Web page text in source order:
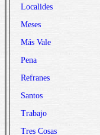
Localides
Meses
Más Vale
Pena
Refranes
Santos
Trabajo
Tres Cosas